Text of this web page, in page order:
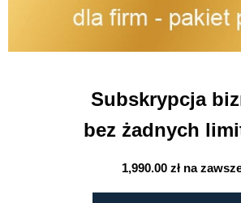
Subskrypcja
bez żadnych
1,990.00 zł na